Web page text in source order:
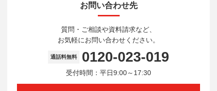
お問い合わせ先
質問・ご相談や資料請求など、
お気軽にお問い合わせください。
通話料無料 0120-023-019
受付時間：平日9:00～17:30